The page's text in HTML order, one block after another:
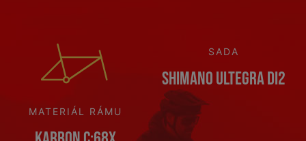
MATERIÁL RÁMU
SADA
Shimano Ultegra Di2